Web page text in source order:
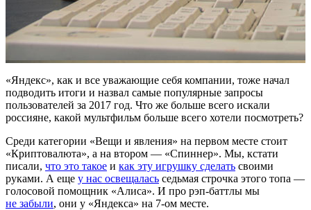
«Яндекс», как и все уважающие себя компании, тоже начал
подводить итоги и назвал самые популярные запросы
пользователей за 2017 год. Что же больше всего искали
россияне, какой мультфильм больше всего хотели посмотреть?
Среди категории «Вещи и явления» на первом месте стоит
«Криптовалюта», а на втором — «Спиннер». Мы, кстати
писали, что это такое и как эту игрушку сделать своими
руками. А еще у нас освещалась седьмая строчка этого топа —
голосовой помощник «Алиса». И про рэп-баттлы мы
не забыли, они у «Яндекса» на 7-ом месте.